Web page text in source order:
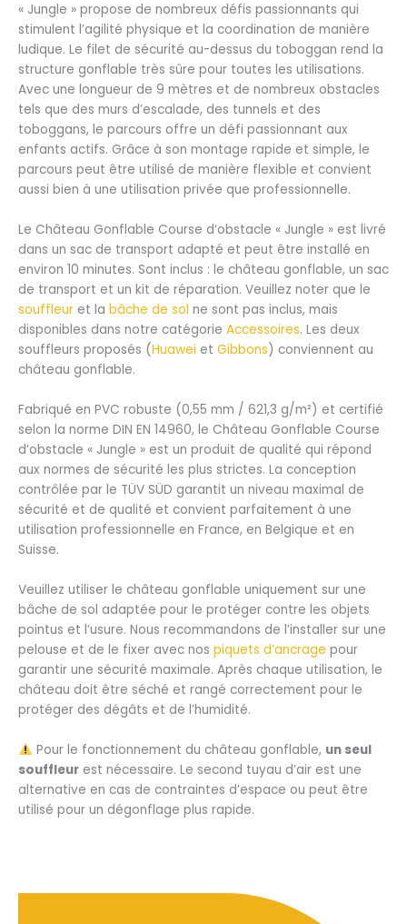
« Jungle » propose de nombreux défis passionnants qui
stimulent l’agilité physique et la coordination de manière
ludique. Le filet de sécurité au-dessus du toboggan rend la
structure gonflable très sûre pour toutes les utilisations.
Avec une longueur de 9 mètres et de nombreux obstacles
tels que des murs d’escalade, des tunnels et des
toboggans, le parcours offre un défi passionnant aux
enfants actifs. Grâce à son montage rapide et simple, le
parcours peut être utilisé de manière flexible et convient
aussi bien à une utilisation privée que professionnelle.
Le Château Gonflable Course d‘obstacle « Jungle » est livré
dans un sac de transport adapté et peut être installé en
environ 10 minutes. Sont inclus : le château gonflable, un sac
de transport et un kit de réparation. Veuillez noter que le
souffleur et la bâche de sol ne sont pas inclus, mais
disponibles dans notre catégorie Accessoires. Les deux
souffleurs proposés (Huawei et Gibbons) conviennent au
château gonflable.
Fabriqué en PVC robuste (0,55 mm / 621,3 g/m²) et certifié
selon la norme DIN EN 14960, le Château Gonflable Course
d‘obstacle « Jungle » est un produit de qualité qui répond
aux normes de sécurité les plus strictes. La conception
contrôlée par le TÜV SÜD garantit un niveau maximal de
sécurité et de qualité et convient parfaitement à une
utilisation professionnelle en France, en Belgique et en
Suisse.
Veuillez utiliser le château gonflable uniquement sur une
bâche de sol adaptée pour le protéger contre les objets
pointus et l’usure. Nous recommandons de l’installer sur une
pelouse et de le fixer avec nos piquets d’ancrage pour
garantir une sécurité maximale. Après chaque utilisation, le
château doit être séché et rangé correctement pour le
protéger des dégâts et de l’humidité.
Pour le fonctionnement du château gonflable, un seul
souffleur est nécessaire. Le second tuyau d’air est une
alternative en cas de contraintes d’espace ou peut être
utilisé pour un dégonflage plus rapide.